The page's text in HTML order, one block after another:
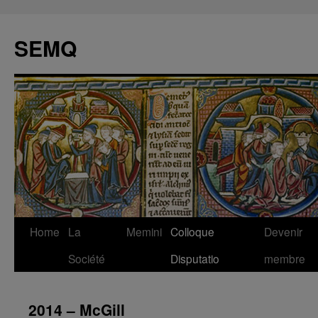
content
SEMQ
Home
La
Société
Memini Colloque
Disputatio
Devenir
membre
2014 – McGill